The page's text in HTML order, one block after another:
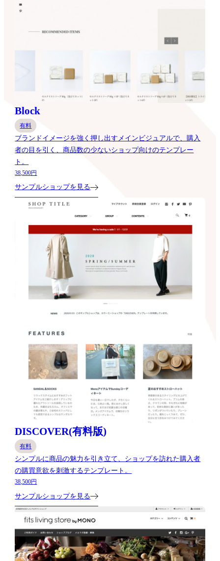
Block
有料
ブランドイメージを強く押し出すメインビジュアルで、購入
者の目を引く、商品数の少ないショップ向けのテンプレー
ト。
38,500円
サンプルショップを見る
DISCOVER(有料版)
有料
シンプルに商品の魅力を引き立て、ショップを訪れた購入者
の購買意欲を刺激するテンプレート。
38,500円
サンプルショップを見る